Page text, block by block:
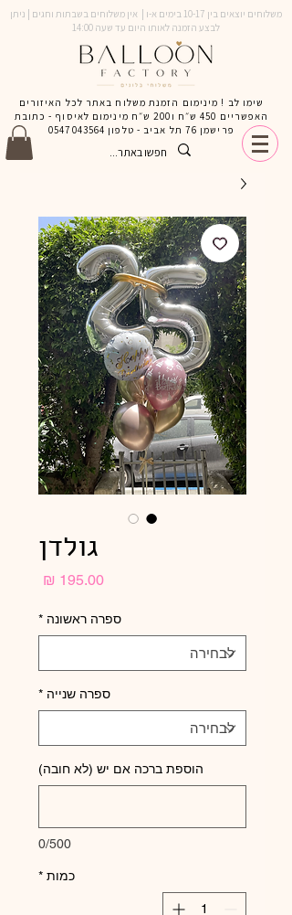
משלוחים יוצאים בין 10-17 בימים א-ו | אין משלוחים בשבתות וחגים | ניתן
לבצע הזמנה לאותו היום עד שעה 14:00
שימו לב ! מינימום הזמנת משלוח באתר לכל האיזורים
האפשריים 450 ש״ח ו200 ש״ח מינימום לאיסוף - כתובת
פרישמן 76 תל אביב - טלפון
0547043564
גולדן
ספרה ראשונה *
ספרה שנייה *
הוספת ברכה אם יש (לא חובה)
0/500
כמות *